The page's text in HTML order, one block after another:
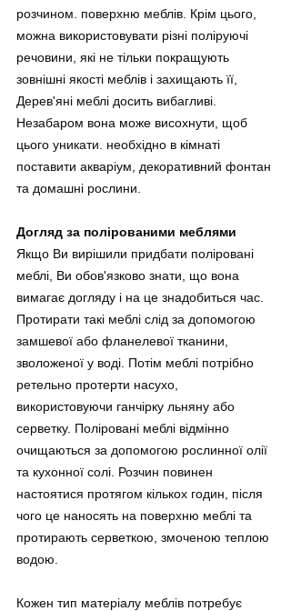
розчином. поверхню меблів. Крім цього,
можна використовувати різні поліруючі
речовини, які не тільки покращують
зовнішні якості меблів і захищають її,
Дерев'яні меблі досить вибагливі.
Незабаром вона може висохнути, щоб
цього уникати. необхідно в кімнаті
поставити акваріум, декоративний фонтан
та домашні рослини.
Догляд за полірованими меблями
Якщо Ви вирішили придбати поліровані
меблі, Ви обов'язково знати, що вона
вимагає догляду і на це знадобиться час.
Протирати такі меблі слід за допомогою
замшевої або фланелевої тканини,
зволоженої у воді. Потім меблі потрібно
ретельно протерти насухо,
використовуючи ганчірку льняну або
серветку. Поліровані меблі відмінно
очищаються за допомогою рослинної олії
та кухонної солі. Розчин повинен
настоятися протягом кількох годин, після
чого це наносять на поверхню меблі та
протирають серветкою, змоченою теплою
водою.
Кожен тип матеріалу меблів потребує